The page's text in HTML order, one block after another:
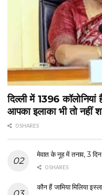
दिल्ली में 1396
आपका इलाका भी तो नहीं
0 SHARES
मेवात के नूह में तनाव, 3
0 SHARES
कौन हैं जामिया मिलिया